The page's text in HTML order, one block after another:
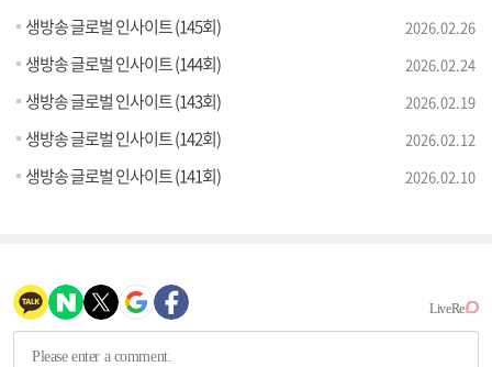
생방송 글로벌 인사이트 (145회) 2026.02.26
생방송 글로벌 인사이트 (144회) 2026.02.24
생방송 글로벌 인사이트 (143회) 2026.02.19
생방송 글로벌 인사이트 (142회) 2026.02.12
생방송 글로벌 인사이트 (141회) 2026.02.10